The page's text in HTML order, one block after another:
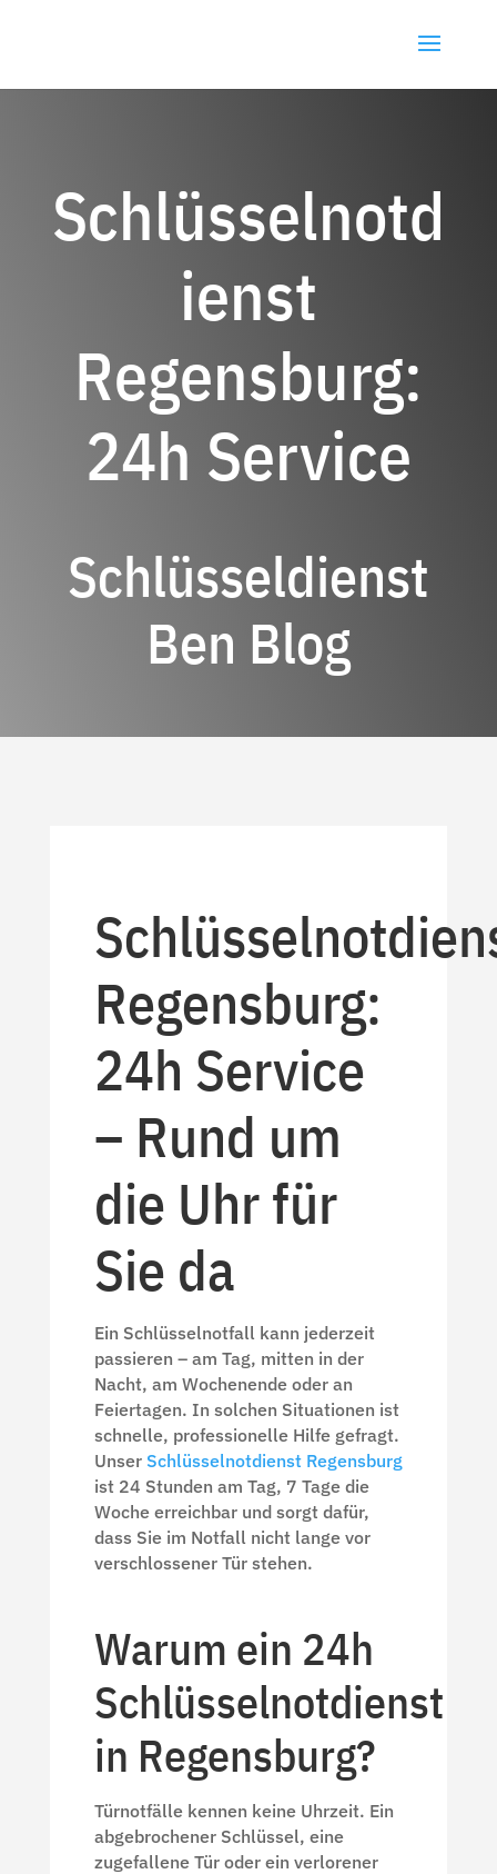
Schlüsselnotd
ienst
Regensburg:
24h Service
Schlüsseldienst
Ben Blog
Regensburg:
24h Service
– Rund um
die Uhr für
Sie da
Ein Schlüsselnotfall kann jederzeit
passieren – am Tag, mitten in der
Nacht, am Wochenende oder an
Feiertagen. In solchen Situationen ist
schnelle, professionelle Hilfe gefragt.
Unser Schlüsselnotdienst Regensburg
ist 24 Stunden am Tag, 7 Tage die
Woche erreichbar und sorgt dafür,
dass Sie im Notfall nicht lange vor
verschlossener Tür stehen.
Warum ein 24h
Schlüsselnotdienst
in Regensburg?
Türnotfälle kennen keine Uhrzeit. Ein
abgebrochener Schlüssel, eine
zugefallene Tür oder ein verlorener